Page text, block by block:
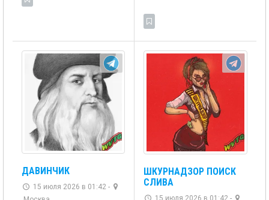
ДАВИНЧИК
15 июля 2026 в 01:42 -
ШКУРНАДЗОР ПОИСК
СЛИВА
15 июля 2026 в 01:42 -